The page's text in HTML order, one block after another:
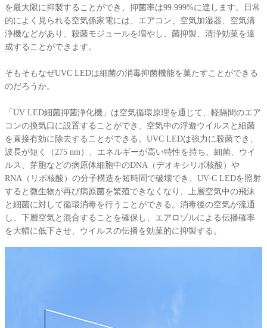
を最大限に抑製することができ、抑菌率は99.999%に達します。日常
的によく見られる空気係家電には、エアコン、空気加湿器、空気清
浄機などがあり、殺菌モジュールを増やし、菌抑製、清浄効菓を達
成することができます。
そもそもなぜUVC LEDは細菌の消毒抑菌機能を菓たすことができる
のだろうか。
「UV LED細菌抑菌浄化機」は空気循環原理を通じて、軽隔間のエア
コンの換気口に設置することができ、空気中の浮遊ウイルスと細菌
を直接有効に除去することができる。UVC LEDは強力に殺菌でき、
波長が短く（275 nm）、エネルギーが高い特性を持ち、細菌、ウイ
ルス、芽胞などの病原体細胞中のDNA（デオキシリボ核酸）や
RNA（リボ核酸）の分子構造を短時間で破壊でき、UV-C LEDを照射
すると微生物が再び病原菌を繁殖できなくなり、上層空気中の飛沫
と細菌に対して循環消毒を行うことができる。消毒後の空気が流通
し、下層空気と混合することを確保し、エアロゾルによる伝播確率
を大幅に低下させ、ウイルスの伝播を効菓的に抑製する。